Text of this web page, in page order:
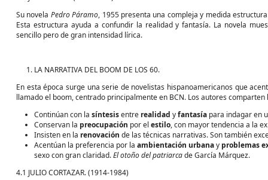
Su novela Pedro Páramo, 1955 presenta una compleja y medida
Esta estructura ayuda a confundir la realidad y fantasía. La novela
sencillo pero de gran intensidad lírica.
LA NARRATIVA DEL BOOM DE LOS 60.
En esta época surge una serie de novelistas hispanoamericanos que
llamado el boom, centrado principalmente en BCN. Los autores comparten
Continúan con la síntesisentre realidad yfantasía para indagar en
Conservan la preocupación por el estilo, con mayor tendencia a la
Insisten en la renovación de las técnicas narrativas. Son también
Acentúan la preferencia por laambientación urbanay problemas
sexo con gran claridad.El otoño del patriarcade García Márquez.
4.1 JULIO CORTAZAR. (1914-1984)